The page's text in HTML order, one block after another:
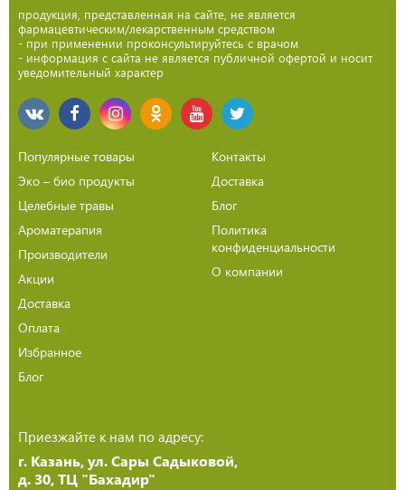
продукция, представленная на сайте, не является
фармацевтическим/лекарственным средством
- при применении проконсультируйтесь с врачом
- информация с сайта не является публичной офертой и носит
уведомительный характер
Популярные товары
Эко – био продукты
Целебные травы
Ароматерапия
Производители
Акции
Доставка
Оплата
Избранное
Блог
Контакты
Доставка
Блог
Политика
конфиденциальности
О компании
Приезжайте к нам по адресу:
г. Казань, ул. Сары Садыковой,
д. 30, ТЦ "Бахадир"